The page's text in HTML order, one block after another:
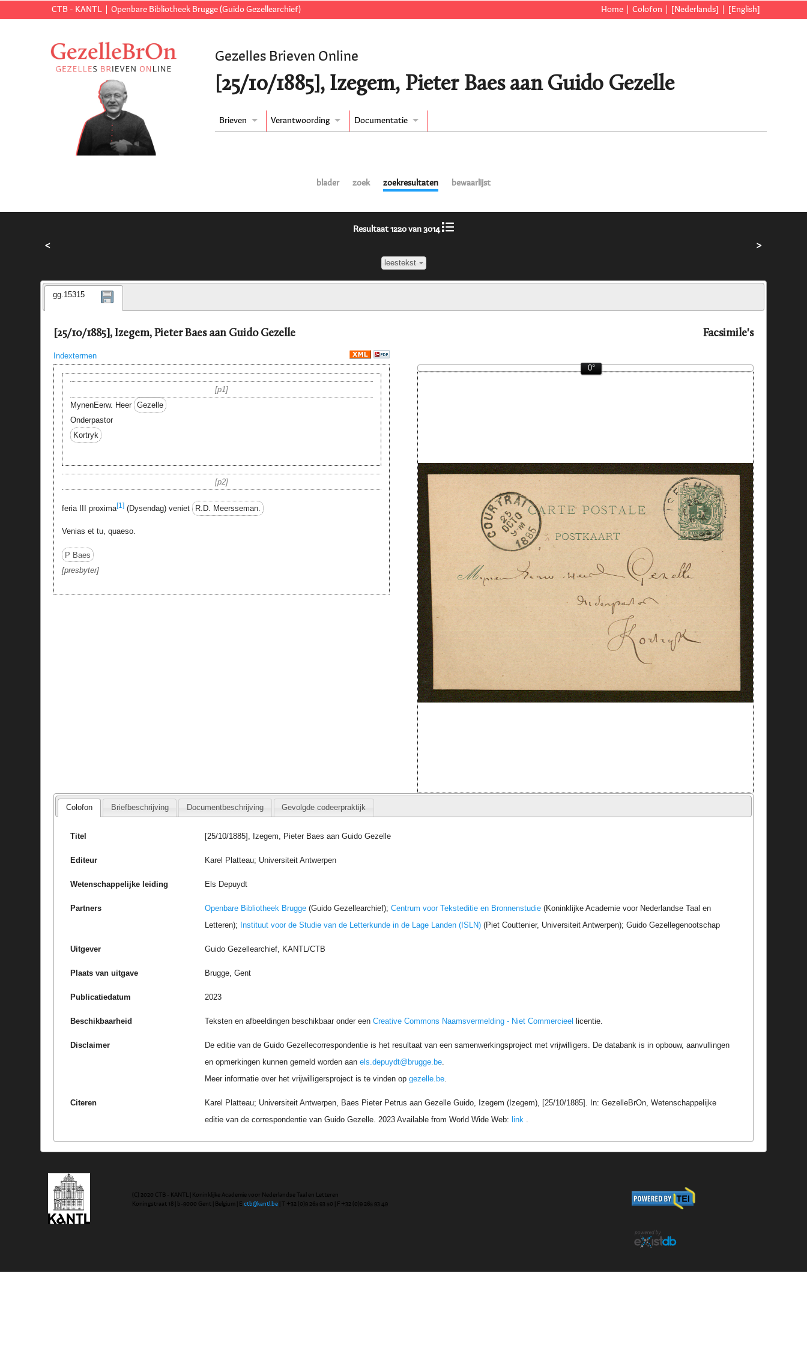
CTB - KANTL Openbare Bibliotheek Brugge (Guido Gezellearchief) Home Colofon [Nederlands] [English]
Gezelles Brieven Online
[25/10/1885], Izegem, Pieter Baes aan Guido Gezelle
Brieven Verantwoording Documentatie
blader zoek zoekresultaten bewaarlijst
<
Resultaat 1220 van 3014
leestekst
>
gg.15315
[25/10/1885], Izegem, Pieter Baes aan Guido Gezelle
Indextermen
Facsimile's
p1
MynenEerw. Heer Gezelle
Onderpastor
Kortryk
p2
feria III proxima[1](Dysendag) veniet R.D. Meersseman.
Venias et tu, quaeso.
P Baes
presbyter
0°
Colofon Briefbeschrijving Documentbeschrijving Gevolgde codeerpraktijk
Titel [25/10/1885], Izegem, Pieter Baes aan Guido Gezelle
Editeur Karel Platteau; Universiteit Antwerpen
Wetenschappelijke leiding Els Depuydt
Partners Openbare Bibliotheek Brugge (Guido Gezellearchief);Centrum voor Teksteditie en Bronnenstudie (Koninklijke Academie voor Nederlandse Taal en
Letteren); Instituut voor de Studie van de Letterkunde in de Lage Landen (ISLN) (Piet Couttenier, Universiteit Antwerpen); Guido Gezellegenootschap
Uitgever Guido Gezellearchief, KANTL/CTB
Plaats van uitgave Brugge, Gent
Publicatiedatum 2023
Beschikbaarheid Teksten en afbeeldingen beschikbaar onder eenCreative Commons Naamsvermelding - Niet Commercieel licentie.
Disclaimer
De editie van de Guido Gezellecorrespondentie is het resultaat van een samenwerkingsproject met vrijwilligers. De databank is in opbouw, aanvullingen
en opmerkingen kunnen gemeld worden aanels.depuydt@brugge.be.
Meer informatie over het vrijwilligersproject is te vinden opgezelle.be.
Citeren
Karel Platteau; Universiteit Antwerpen, Baes Pieter Petrus aan Gezelle Guido, Izegem (Izegem), [25/10/1885]. In: GezelleBrOn, Wetenschappelijke
editie van de correspondentie van Guido Gezelle. 2023 Available from World Wide Web: link .
(C) 2020 CTB - KANTL | Koninklijke Academie voor Nederlandse Taal en Letteren
Koningstraat 18 | b-9000 Gent | Belgium | Ectb@kantl.be | T +32 (0)9 265 93 50 | F +32 (0)9 265 93 49